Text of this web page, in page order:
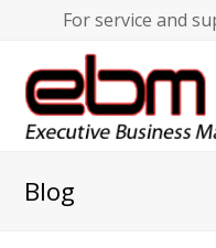
For service and
Blog